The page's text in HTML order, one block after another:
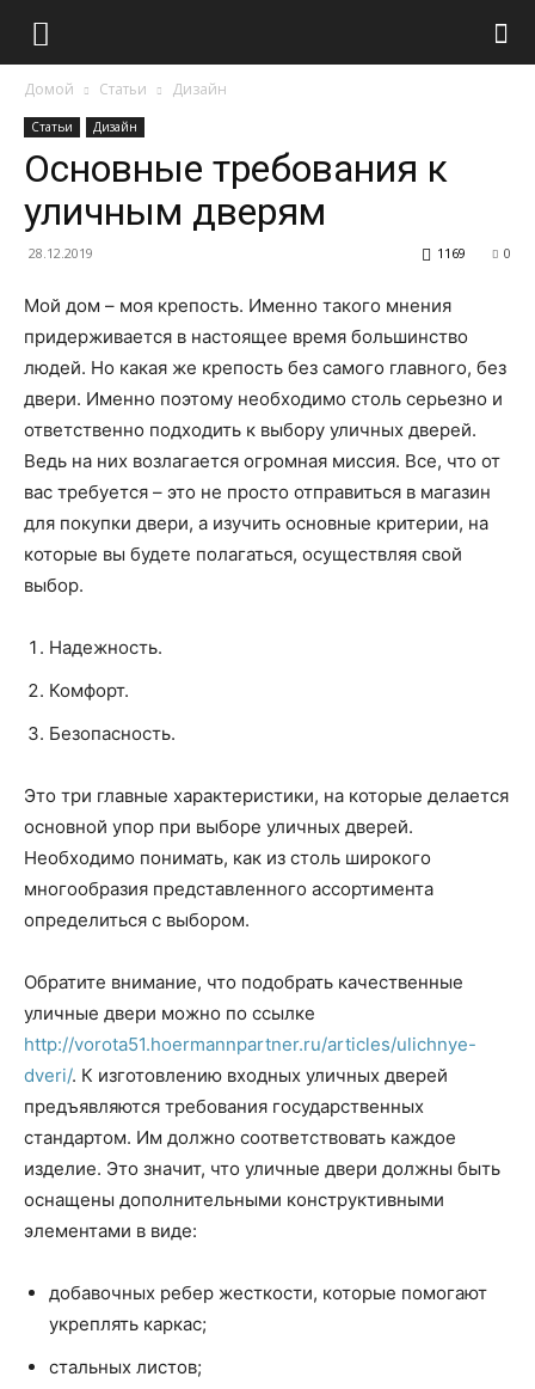
Домой Статьи Дизайн
Статьи Дизайн
Основные требования к
уличным дверям
28.12.2019 0
1169
Мой дом – моя крепость. Именно такого мнения
придерживается в настоящее время большинство
людей. Но какая же крепость без самого главного, без
двери. Именно поэтому необходимо столь серьезно и
ответственно подходить к выбору уличных дверей.
Ведь на них возлагается огромная миссия. Все, что от
вас требуется – это не просто отправиться в магазин
для покупки двери, а изучить основные критерии, на
которые вы будете полагаться, осуществляя свой
выбор.
Надежность.
Комфорт.
Безопасность.
Это три главные характеристики, на которые делается
основной упор при выборе уличных дверей.
Необходимо понимать, как из столь широкого
многообразия представленного ассортимента
определиться с выбором.
Обратите внимание, что подобрать качественные
уличные двери можно по ссылке
http://vorota51.hoermannpartner.ru/articles/ulichnye-
dveri/. К изготовлению входных уличных дверей
предъявляются требования государственных
стандартом. Им должно соответствовать каждое
изделие. Это значит, что уличные двери должны быть
оснащены дополнительными конструктивными
элементами в виде:
добавочных ребер жесткости, которые помогают
укреплять каркас;
стальных листов;